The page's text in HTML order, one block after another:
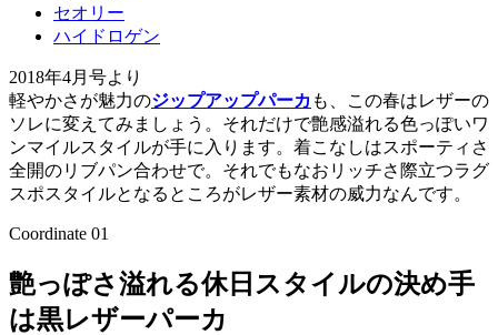
セオリー
ハイドロゲン
2018年4月号より
軽やかさが魅力のジップアップパーカ も、この春はレザーの
ソレに変えてみましょう。それだけで艶感溢れる色っぽいワ
ンマイルスタイルが手に入ります。着こなしはスポーティさ
全開のリブパン合わせで。それでもなおリッチさ際立つラグ
スポスタイルとなるところがレザー素材の威力なんです。
Coordinate 01
艶っぽさ溢れる休日スタイルの決め手
は黒レザーパーカ